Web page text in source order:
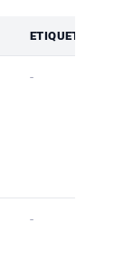
ETIQUETAS
-
-